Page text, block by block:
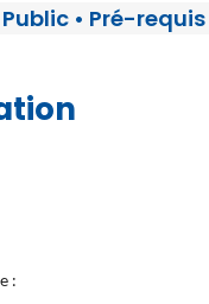
Public• Pré-requis
: